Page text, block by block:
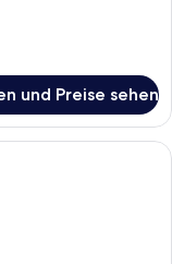
und Preise sehen
Hotelzimmer mit zwei